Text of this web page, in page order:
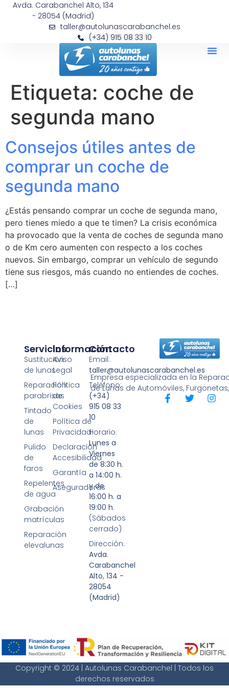
Avda. Carabanchel Alto, 134
- 28054 (Madrid)
taller@autolunascarabanchel.es
(+34) 915 08 33 10
Etiqueta: coche de
segunda mano
Consejos útiles antes de
comprar un coche de
segunda mano
¿Estás pensando comprar un coche de segunda mano,
pero tienes miedo a que te timen? La crisis económica
ha provocado que la venta de coches de segunda mano
o de Km cero aumenten con respecto a los coches
nuevos. Sin embargo, comprar un vehículo de segundo
tiene sus riesgos, más cuando no entiendes de coches.
[…]
Empresa especializada en la
de Lunas de Automóviles,
Servicios
Sustitución
de lunas
Reparación
parabrisas
Tintado
de
lunas
Pulido
de
faros
Repelentes
de agua
Grabación
matrículas
Reparación
elevalunas
Información
Aviso
Legal
Política
de
Cookies
Política de
Privacidad
Declaración
Accesibilidad
Garantía
Aseguradoras
Contacto
Email:
taller@autolunascarabanchel.es
Teléfono:
(+34)
915 08 33
10
Horario:
Lunes a
Viernes
de 8:30 h.
a 14:00 h.
y de
16:00 h. a
19:00 h.
(Sábados
cerrado)
Dirección:
Avda.
Carabanchel
Alto, 134 -
28054
(Madrid)
Copyright © 2024 | Autolunas Carabanchel | Todos los
derechos reservados